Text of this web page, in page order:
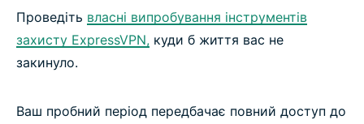
Довіра Мільйонів з Усього Світу
Відповіді на Поширені Запитання: Про Пробну
Проведіть власні випробування інструментів
захисту ExpressVPN, куди б життя вас не
закинуло.
Ваш пробний період передбачає повний доступ до